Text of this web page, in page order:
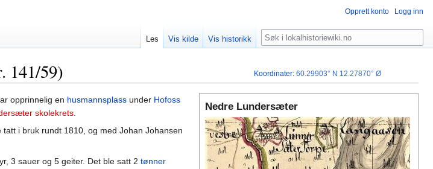
141/59)
Nedre Lundersæter
opprinnelig en husmannsplass under Hofoss
skolekrets.
i bruk rundt 1810, og med Johan Johansen
3 sauer og 5 geiter. Det ble satt 2 tønner
Koordinater:60.29903° N 12.27870° Ø
Opprett konto Logg inn
Les Vis kilde Vis historikk Søk